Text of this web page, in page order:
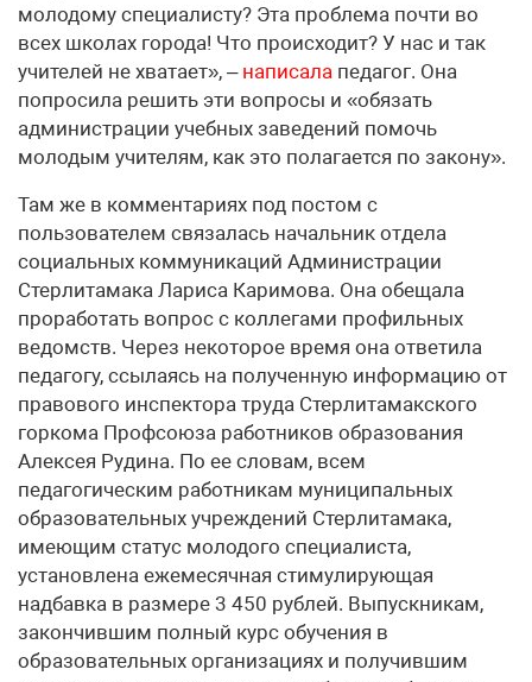
молодому специалисту? Эта проблема почти во
всех школах города! Что происходит? У нас и так
учителей не хватает», – написала педагог. Она
попросила решить эти вопросы и «обязать
администрации учебных заведений помочь
молодым учителям, как это полагается по закону».
Там же в комментариях под постом с
пользователем связалась начальник отдела
социальных коммуникаций Администрации
Стерлитамака Лариса Каримова. Она обещала
проработать вопрос с коллегами профильных
ведомств. Через некоторое время она ответила
педагогу, ссылаясь на полученную информацию от
правового инспектора труда Стерлитамакского
горкома Профсоюза работников образования
Алексея Рудина. По ее словам, всем
педагогическим работникам муниципальных
образовательных учреждений Стерлитамака,
имеющим статус молодого специалиста,
установлена ежемесячная стимулирующая
надбавка в размере 3 450 рублей. Выпускникам,
закончившим полный курс обучения в
образовательных организациях и получившим